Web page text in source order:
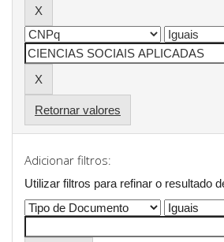
Retornar valores
Adicionar filtros:
Utilizar filtros para refinar o resultado